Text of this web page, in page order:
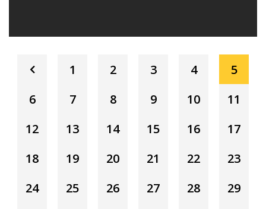
1 2 3 4
5
6
7 8 9 10
11
12
13 14 15 16
17
18
19 20 21 22
23
24
25 26 27 28
29